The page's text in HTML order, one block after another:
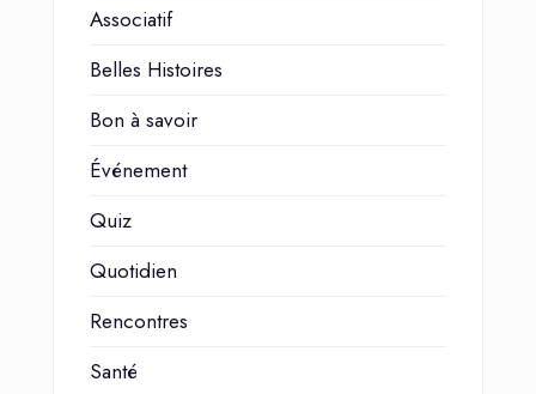
Associatif
Belles Histoires
Bon à savoir
Événement
Quiz
Quotidien
Rencontres
Santé